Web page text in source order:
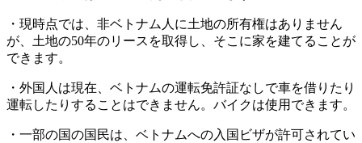
・現時点では、非ベトナム人に土地の所有権はありません
が、土地の50年のリースを取得し、そこに家を建てることが
できます。
・外国人は現在、ベトナムの運転免許証なしで車を借りたり
運転したりすることはできません。バイクは使用できます。
・一部の国の国民は、ベトナムへの入国ビザが許可されてい